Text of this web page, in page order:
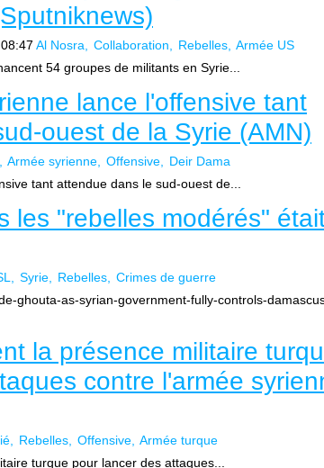
Al Nosra Collaboration Rebelles Armée US
54 groupes de militants en Syrie...
lance l'offensive tant
ouest de la Syrie (AMN)
Armée syrienne Offensive
Deir Dama
tant attendue dans le sud-ouest de...
les "rebelles modérés"
Syrie Rebelles
Crimes de guerre
ghouta-as-syrian-government-fully-controls-
la présence militaire
contre l'armée
Rebelles Offensive Armée turque
turque pour lancer des attaques...